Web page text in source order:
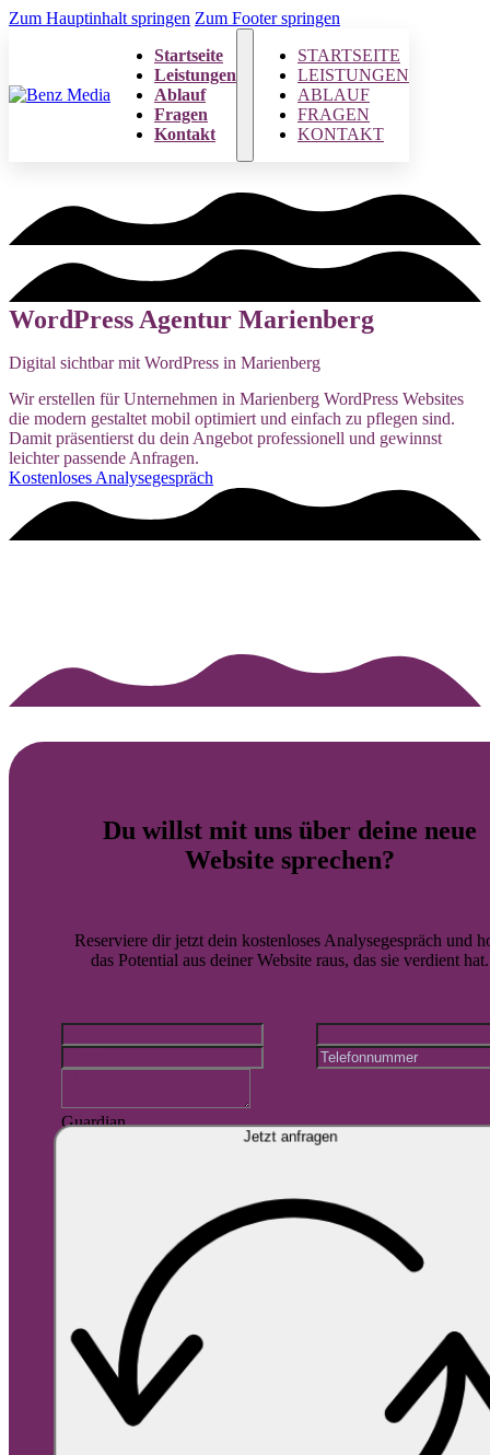
Zum Hauptinhalt springen Zum Footer springen
Startseite
Leistungen
Ablauf
Fragen
Kontakt
STARTSEITE
LEISTUNGEN
ABLAUF
FRAGEN
KONTAKT
WordPress Agentur Marienberg
Digital sichtbar mit WordPress in Marienberg
Wir erstellen für Unternehmen in Marienberg WordPress Websites
die modern gestaltet mobil optimiert und einfach zu pflegen sind.
Damit präsentierst du dein Angebot professionell und gewinnst
leichter passende Anfragen.
Kostenloses Analysegespräch
Du willst mit uns über deine neue
Website sprechen?
Reserviere dir jetzt dein kostenloses Analysegespräch und
das Potential aus deiner Website raus, das sie verdient hat.
Guardian
Jetzt anfragen